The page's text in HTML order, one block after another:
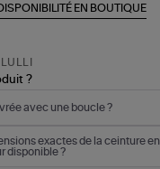
EN BOUTIQUE
?
avec une boucle ?
exactes de la ceinture
disponible ?